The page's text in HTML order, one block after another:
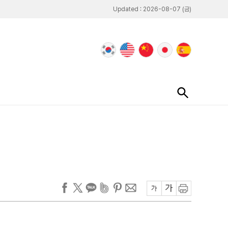
Updated : 2026-08-07 (금)